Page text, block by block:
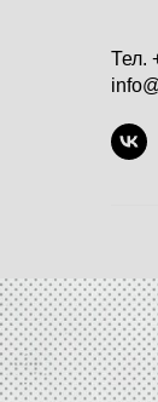
Тел.